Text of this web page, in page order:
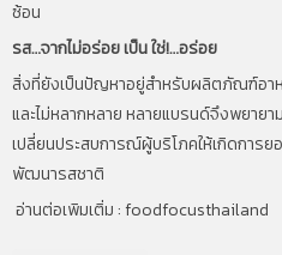
ซ้อน
รส…จากไม่อร่อย เป็น ใช่!…อร่อย
สิ่งที่ยังเป็นปัญหาอยู่สำหรับผลิตภัณฑ์อา
และไม่หลากหลาย หลายแบรนด์จึงพยาย
เปลี่ยนประสบการณ์ผู้บริโภคให้เกิดการ
พัฒนารสชาติ
อ่านต่อเพิมเติ่ม :foodfocusthailand